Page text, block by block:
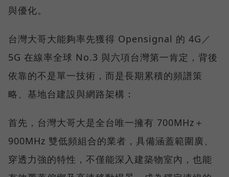
與優化。
台灣大哥大能夠率先獲得 Opensignal 的 4G／
5G 在線率全球 No.3 與六項台灣第一肯定，背後
依靠的不是單一技術，而是長期累積的頻譜策
略、基地台建設與網路架構：
首先，台灣大哥大是全台唯一擁有 700MHz＋
900MHz 雙低頻組合的業者，具備涵蓋範圍廣、
穿透力強的特性，不僅能深入建築物室內，也能